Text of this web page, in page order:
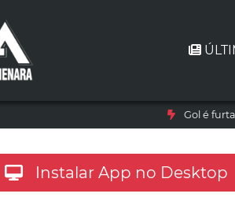
Gol é
Instalar App no Desktop